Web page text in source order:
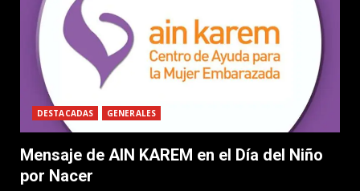
DESTACADAS GENERALES
Mensaje de AIN KAREM en el Día del Niño
por Nacer